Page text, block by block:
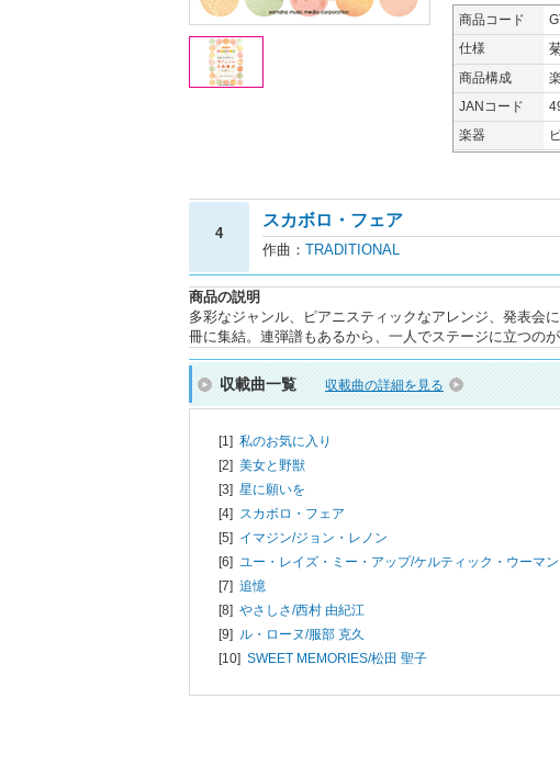
商品コード
仕様
商品構成
JANコード
楽器
4
スカボロ・フェア
作曲： TRADITIONAL
商品の説明
多彩なジャンル、ピアニスティックなアレンジ、発表会
冊に集結。連弾譜もあるから、一人でステージに立つの
収載曲一覧 収載曲の詳細を見る
[1] 私のお気に入り
[2] 美女と野獣
[3] 星に願いを
[4] スカボロ・フェア
[5] イマジン/ジョン・レノン
[6] ユー・レイズ・ミー・アップ/ケルティック・ウーマン
[7] 追憶
[8] やさしさ/西村 由紀江
[9] ル・ローヌ/服部 克久
[10] SWEET MEMORIES/松田 聖子